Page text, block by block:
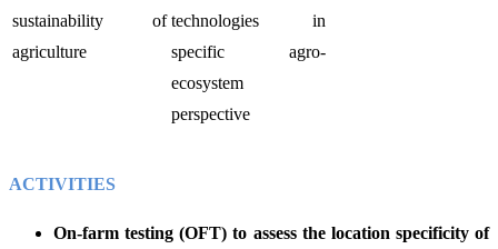
sustainability of
agriculture
technologies in
specific agro-
ecosystem
perspective
ACTIVITIES
On-farm testing (OFT) to assess the location specificity of